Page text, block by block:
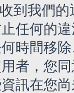
到我們
任何的
時間移
者，您
訊在您